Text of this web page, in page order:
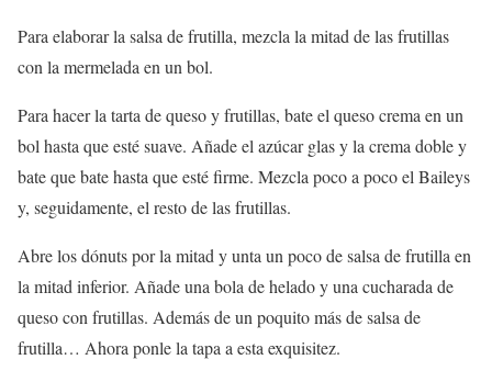
Para elaborar la salsa de frutilla, mezcla la mitad de las frutillas
con la mermelada en un bol.
Para hacer la tarta de queso y frutillas, bate el queso crema en un
bol hasta que esté suave. Añade el azúcar glas y la crema doble y
bate que bate hasta que esté firme. Mezcla poco a poco el Baileys
y, seguidamente, el resto de las frutillas.
Abre los dónuts por la mitad y unta un poco de salsa de frutilla en
la mitad inferior. Añade una bola de helado y una cucharada de
queso con frutillas. Además de un poquito más de salsa de
frutilla… Ahora ponle la tapa a esta exquisitez.